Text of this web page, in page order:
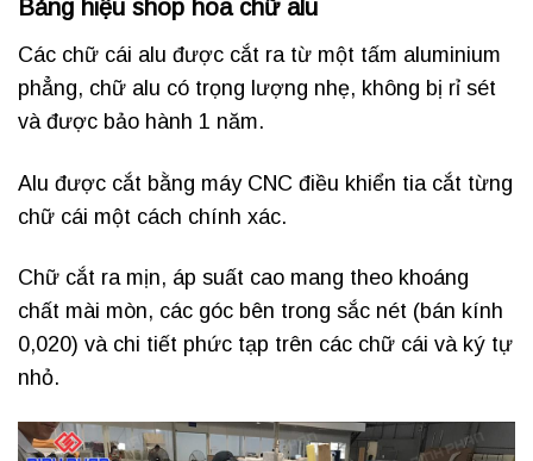
Bảng hiệu shop hoa chữ alu
Các chữ cái alu được cắt ra từ một tấm aluminium
phẳng, chữ alu có trọng lượng nhẹ, không bị rỉ sét
và được bảo hành 1 năm.
Alu được cắt bằng máy CNC điều khiển tia cắt từng
chữ cái một cách chính xác.
Chữ cắt ra mịn, áp suất cao mang theo khoáng
chất mài mòn, các góc bên trong sắc nét (bán kính
0,020) và chi tiết phức tạp trên các chữ cái và ký tự
nhỏ.